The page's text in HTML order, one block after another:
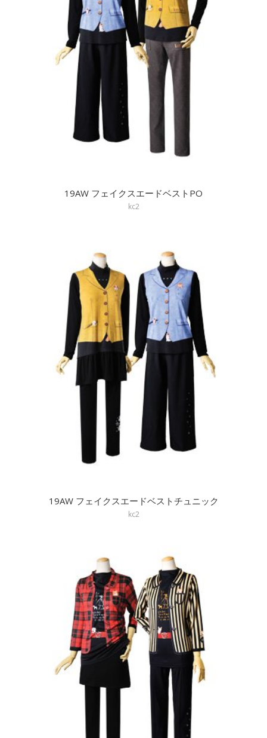
19AW フェイクスエードベストPO
kc2
19AW フェイクスエードベストチュニック
kc2